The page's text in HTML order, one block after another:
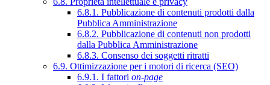
6.8.1. Pubblicazione di contenuti prodotti dalla
Pubblica Amministrazione
6.8.2. Pubblicazione di contenuti non prodotti
dalla Pubblica Amministrazione
6.8.3. Consenso dei soggetti ritratti
6.9. Ottimizzazione per i motori di ricerca (SEO)
6.9.1. I fattori on-page